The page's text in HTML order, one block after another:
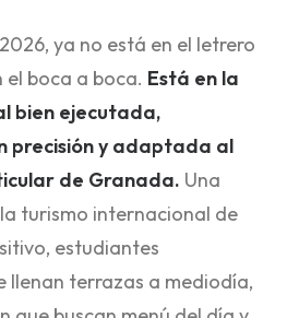
ya no está en el letrero
el boca a boca. Está en la
bien ejecutada,
precisión y adaptada al
de Granada. Una
turismo internacional de
estudiantes
llenan terrazas a mediodía,